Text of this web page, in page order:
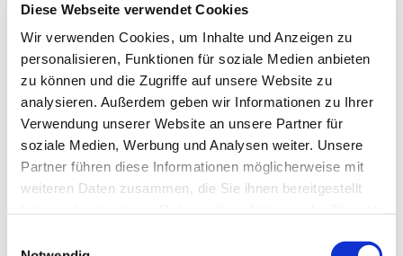
Diese Webseite verwendet Cookies
Wir verwenden Cookies, um Inhalte und Anzeigen zu
personalisieren, Funktionen für soziale Medien anbieten
zu können und die Zugriffe auf unsere Website zu
analysieren. Außerdem geben wir Informationen zu Ihrer
Verwendung unserer Website an unsere Partner für
soziale Medien, Werbung und Analysen weiter. Unsere
Partner führen diese Informationen möglicherweise mit
weiteren Daten zusammen, die Sie ihnen bereitgestellt
aufgenommen, versuchen ihr deutsche Worte
beizubringen und haben ein Bild für sie gemalt, das mit
„Karibu sana“ überschrieben ist – herzlich willkommen!
Die 33-Jährige ist dankbar für diese Erlebnisse, hat mit
den Kindern im Alltag gearbeitet und ihnen das
sansibarische Lied „Butterfly“ beigebracht. „Das ist zum
Beispiel auch etwas, das hierbleiben wird, wenn Joyce
wieder abgereist ist – das bleibt in den Herzen der
Kinder“, wissen Bettina Kollek und Maike Töwe jetzt
schon. Denn eines ist für die beiden Erzieherinnen klar:
„Über Inklusion und das gemeinsame Miteinander zu